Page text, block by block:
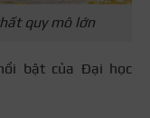
quy mô lớn
bật của Đại học